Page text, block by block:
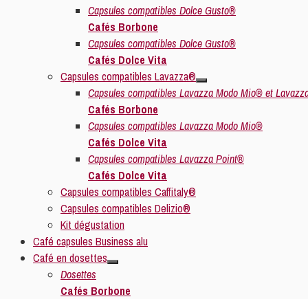
Capsules compatibles Dolce Gusto®
Cafés Borbone
Capsules compatibles Dolce Gusto®
Cafés Dolce Vita
Capsules compatibles Lavazza®
Capsules compatibles Lavazza Modo Mio® et
Cafés Borbone
Capsules compatibles Lavazza Modo Mio®
Cafés Dolce Vita
Capsules compatibles Lavazza Point®
Cafés Dolce Vita
Capsules compatibles Caffitaly®
Capsules compatibles Delizio®
Kit dégustation
Café capsules Business alu
Café en dosettes
Dosettes
Cafés Borbone